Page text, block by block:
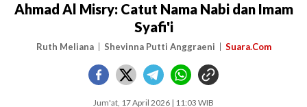
Ahmad Al Misry: Catut Nama Nabi dan Imam
Syafi'i
Ruth Meliana Shevinna Putti Anggraeni Suara.Com
Jum'at, 17 April 2026 | 11:03 WIB